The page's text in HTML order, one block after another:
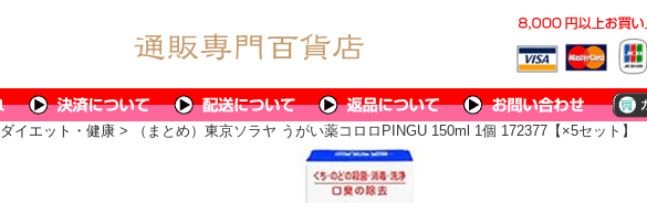
ダイエット・健康 > （まとめ）東京ソラヤ うがい薬コロロPINGU 150ml 1個 172377【×5セット】